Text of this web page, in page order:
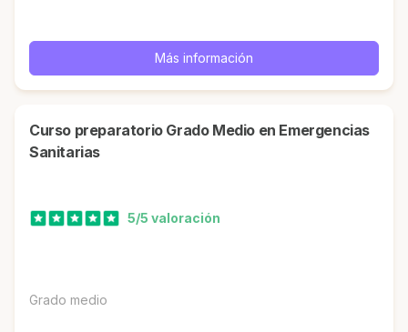
Más información
Curso preparatorio Grado Medio en Emergencias
Sanitarias
5/5 valoración
Grado medio